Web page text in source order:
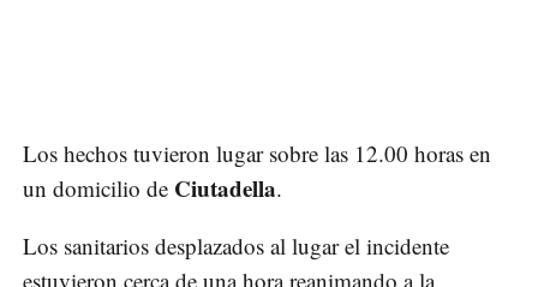
Los hechos tuvieron lugar sobre las 12.00 horas en
un domicilio de Ciutadella.
Los sanitarios desplazados al lugar el incidente
estuvieron cerca de una hora reanimando a la